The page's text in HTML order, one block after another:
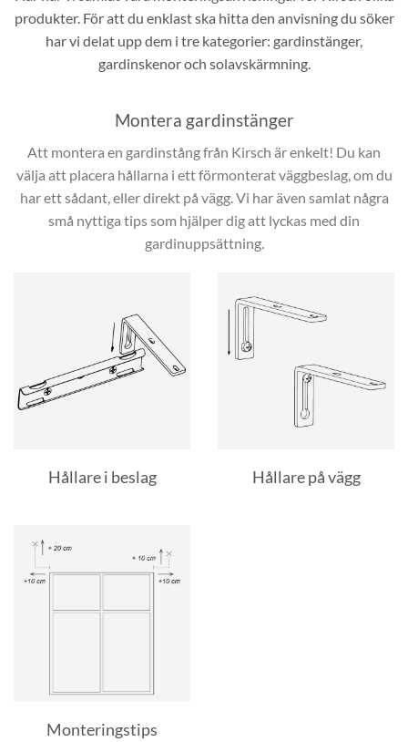
produkter. För att du enklast ska hitta den anvisning du söker
har vi delat upp dem i tre kategorier: gardinstänger,
gardinskenor och solavskärmning.
Montera gardinstänger
Att montera en gardinstång från Kirsch är enkelt! Du kan
välja att placera hållarna i ett förmonterat väggbeslag, om du
har ett sådant, eller direkt på vägg. Vi har även samlat några
små nyttiga tips som hjälper dig att lyckas med din
gardinuppsättning.
Hållare i beslag Hållare på vägg
Monteringstips